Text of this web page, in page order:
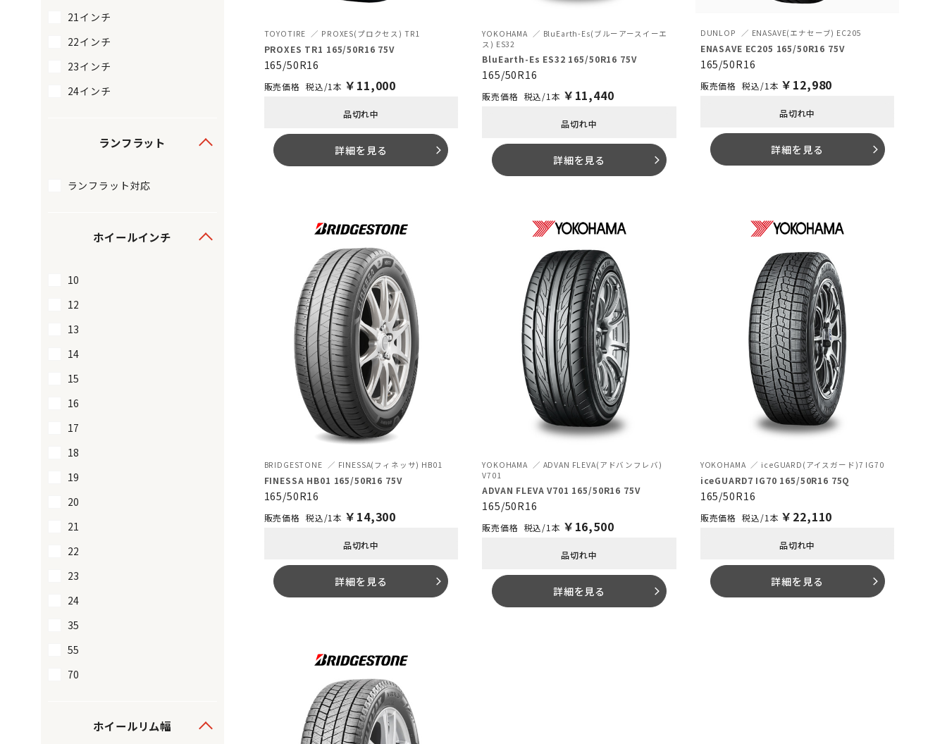
21インチ
22インチ
23インチ
24インチ
ランフラット
ランフラット対応
ホイールインチ
10
12
13
14
15
16
17
18
19
20
21
22
23
24
35
55
70
ホイールリム幅
TOYOTIRE PROXES(プロクセス) TR1
PROXES TR1 165/50R16 75V
165/50R16
税込/1本 ￥ 11,000
品切れ中
詳細を見る arrow_forward_ios
YOKOHAMA
BluEarth-Es(ブルーアースイーエ
ス) ES32
BluEarth-Es ES32 165/50R16 75V
165/50R16
税込/1本 ￥ 11,440
品切れ中
詳細を見る arrow_forward_ios
DUNLOP ENASAVE(エナセーブ) EC205
ENASAVE EC205 165/50R16 75V
165/50R16
税込/1本 ￥ 12,980
品切れ中
詳細を見る arrow_forward_ios
BRIDGESTONE FINESSA(フィネッサ) HB01
FINESSA HB01 165/50R16 75V
165/50R16
税込/1本 ￥ 14,300
品切れ中
詳細を見る arrow_forward_ios
YOKOHAMA
ADVAN FLEVA(アドバンフレバ)
V701
ADVAN FLEVA V701 165/50R16 75V
165/50R16
税込/1本 ￥ 16,500
品切れ中
詳細を見る arrow_forward_ios
YOKOHAMA iceGUARD(アイスガード)7 IG70
iceGUARD7 IG70 165/50R16 75Q
165/50R16
税込/1本 ￥ 22,110
品切れ中
詳細を見る arrow_forward_ios